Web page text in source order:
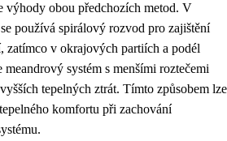
výhody obou předchozích metod. V
používá spirálový rozvod pro zajištění
zatímco v okrajových partiích a podél
meandrový systém s menšími roztečemi
tepelných ztrát. Tímto způsobem lze
komfortu při zachování